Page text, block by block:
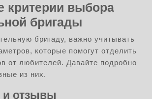
критерии выбора
бригады
бригаду, важно учитывать
которые помогут отделить
от любителей. Давайте подробно
из них.
и отзывы